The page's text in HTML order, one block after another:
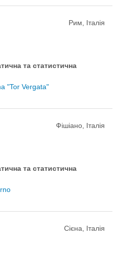
Рим, Італія
та статистичнa
"Tor Vergata"
Фішіано, Італія
та статистичнa
Сієна, Італія